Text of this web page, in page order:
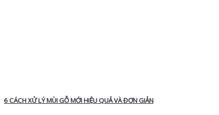
6 CÁCH XỬ LÝ MÙI GỖ MỚI HIỆU QUẢ VÀ ĐƠN GIẢN